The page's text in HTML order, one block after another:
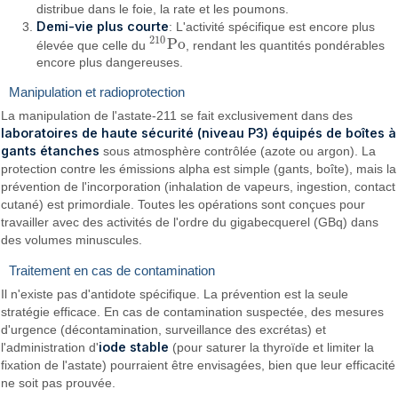
distribue dans le foie, la rate et les poumons.
Demi-vie plus courte: L'activité spécifique est encore plus
élevée que celle du210Po
210Po , rendant les quantités pondérables
encore plus dangereuses.
Manipulation et radioprotection
La manipulation de l'astate-211 se fait exclusivement dans des
laboratoires de haute sécurité (niveau P3) équipés de boîtes à
gants étanches sous atmosphère contrôlée (azote ou argon). La
protection contre les émissions alpha est simple (gants, boîte), mais la
prévention de l'incorporation (inhalation de vapeurs, ingestion, contact
cutané) est primordiale. Toutes les opérations sont conçues pour
travailler avec des activités de l'ordre du gigabecquerel (GBq) dans
des volumes minuscules.
Traitement en cas de contamination
Il n'existe pas d'antidote spécifique. La prévention est la seule
stratégie efficace. En cas de contamination suspectée, des mesures
d'urgence (décontamination, surveillance des excrétas) et
l'administration d'iode stable (pour saturer la thyroïde et limiter la
fixation de l'astate) pourraient être envisagées, bien que leur efficacité
ne soit pas prouvée.